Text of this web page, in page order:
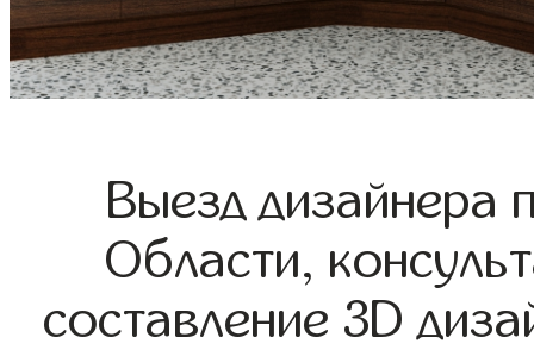
Выезд дизайнера
Области,
составление 3D